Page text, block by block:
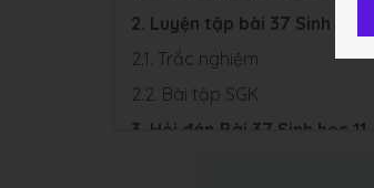
2. Luyện tập bài 37 Sinh học 11
2.1. Trắc nghiệm
2.2. Bài tập SGK
3. Hỏi đáp Bài 37 Sinh học 11